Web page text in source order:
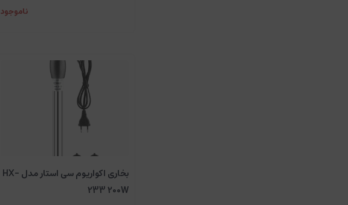
ناموجود
بخاری اکواریوم سی استار مدل HX-
233 200W